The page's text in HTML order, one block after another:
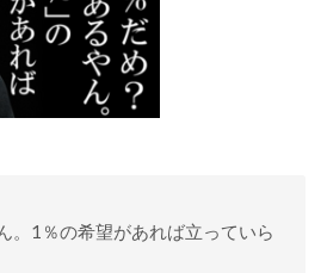
。1％の希望があれば立っていら